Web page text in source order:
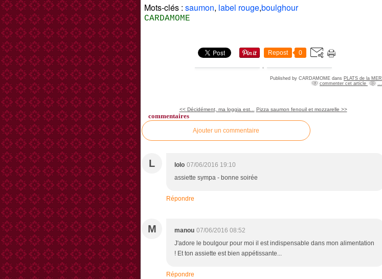
Mots-clés : saumon, label rouge,boulghour
CARDAMOME
Repost 0
Published by CARDAMOME dans PLATS de la MER
commenter cet article
…
<< Décidément, ma loggia est... Pizza saumon fenouil et mozzarelle >>
commentaires
Ajouter un commentaire
L lolo 07/06/2016 19:10
assiette sympa - bonne soirée
Répondre
M manou 07/06/2016 08:52
J'adore le boulgour pour moi il est indispensable dans mon alimentation
! Et ton assiette est bien appétissante...
Répondre